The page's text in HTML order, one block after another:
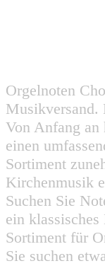
Orgelnoten
Musikversand.
Von Anfang an
einen
Sortiment
Kirchenmusik
Suchen Sie
ein
Sortiment für
Sie suchen